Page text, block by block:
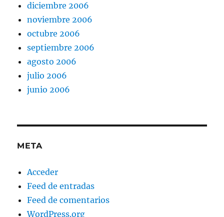
diciembre 2006
noviembre 2006
octubre 2006
septiembre 2006
agosto 2006
julio 2006
junio 2006
META
Acceder
Feed de entradas
Feed de comentarios
WordPress.org